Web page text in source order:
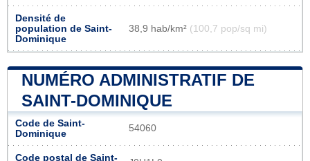
Densité de
population de Saint-
Dominique
38,9 hab/km² (100,7 pop/sq mi)
NUMÉRO ADMINISTRATIF DE
SAINT-DOMINIQUE
Code de Saint-
Dominique
54060
Code postal de Saint-